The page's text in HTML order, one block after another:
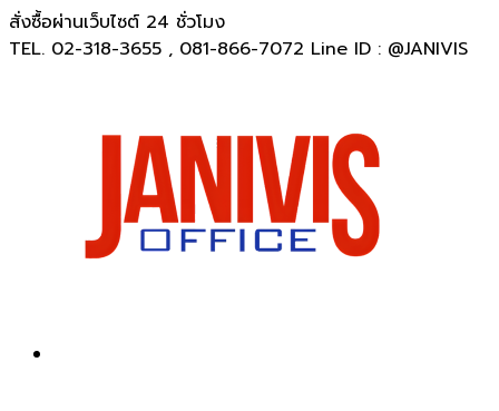
สั่งซื้อผ่านเว็บไซต์ 24 ชั่วโมง
TEL. 02-318-3655 , 081-866-7072 Line ID : @JANIVIS